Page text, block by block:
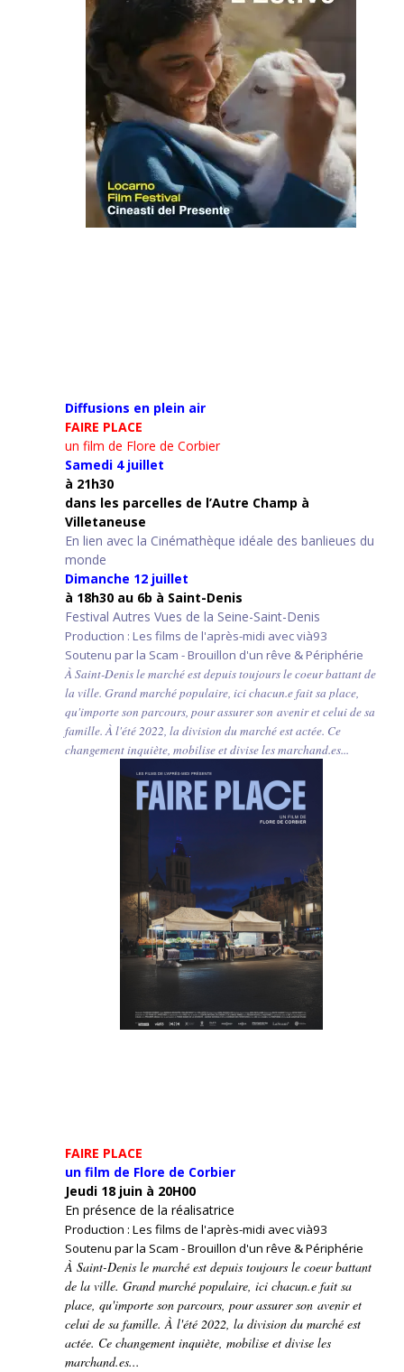
Diffusions en plein air
FAIRE PLACE
un film de Flore de Corbier
Samedi 4 juillet
à 21h30
dans les parcelles de l’Autre Champ à
Villetaneuse
En lien avec la Cinémathèque idéale des banlieues du
monde
Dimanche 12 juillet
à 18h30 au 6b à Saint-Denis
Festival Autres Vues de la Seine-Saint-Denis
Production : Les films de l'après-midi avec vià93
Soutenu par la Scam - Brouillon d'un rêve & Périphérie
À Saint-Denis le marché est depuis toujours le coeur battant de
la ville. Grand marché populaire, ici chacun.e fait sa place,
qu'importe son parcours, pour assurer son avenir et celui de sa
famille. À l'été 2022, la division du marché est actée. Ce
changement inquiète, mobilise et divise les marchand.es...
FAIRE PLACE
un film de Flore de Corbier
Jeudi 18 juin à 20H00
En présence de la réalisatrice
Production : Les films de l'après-midi avec vià93
Soutenu par la Scam - Brouillon d'un rêve & Périphérie
À Saint-Denis le marché est depuis toujours le coeur battant
de la ville. Grand marché populaire, ici chacun.e fait sa
place, qu'importe son parcours, pour assurer son avenir et
celui de sa famille. À l'été 2022, la division du marché est
actée. Ce changement inquiète, mobilise et divise les
marchand.es...